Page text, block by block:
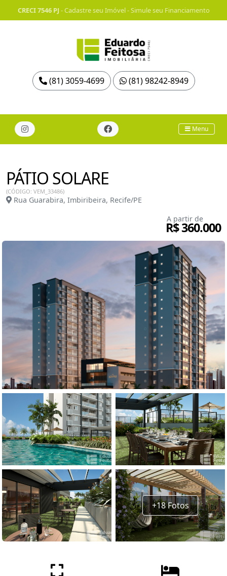
CRECI 7546 PJ -Cadastre seu Imóvel-Simule seu Financiamento
(81) 3059-4699 (81) 98242-8949
Menu
PÁTIO SOLARE
(CÓDIGO: VEM_33486)
Rua Guarabira, Imbiribeira, Recife/PE
A partir de
R$ 360.000
+18 Fotos